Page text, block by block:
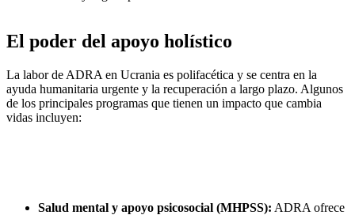
El poder del apoyo holístico
La labor de ADRA en Ucrania es polifacética y se centra en la
ayuda humanitaria urgente y la recuperación a largo plazo. Algunos
de los principales programas que tienen un impacto que cambia
vidas incluyen:
Salud mental y apoyo psicosocial (MHPSS): ADRA ofrece